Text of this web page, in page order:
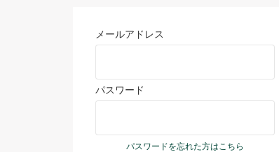
メールアドレス
パスワード
パスワードを忘れた方はこちら